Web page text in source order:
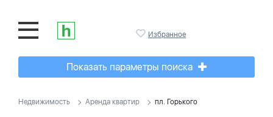
Избранное
Показать параметры поиска
Недвижимость Аренда квартир пл. Горького